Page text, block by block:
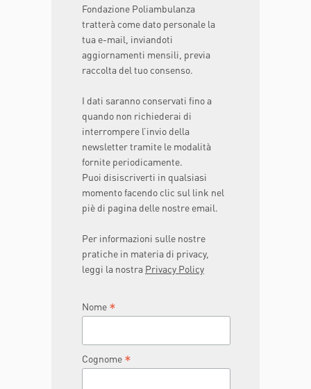
Fondazione Poliambulanza
tratterà come dato personale la
tua e-mail, inviandoti
aggiornamenti mensili, previa
raccolta del tuo consenso.
I dati saranno conservati fino a
quando non richiederai di
interrompere l’invio della
newsletter tramite le modalità
fornite periodicamente.
Puoi disiscriverti in qualsiasi
momento facendo clic sul link nel
piè di pagina delle nostre email.
Per informazioni sulle nostre
pratiche in materia di privacy,
leggi la nostra Privacy Policy
Nome *
Cognome *